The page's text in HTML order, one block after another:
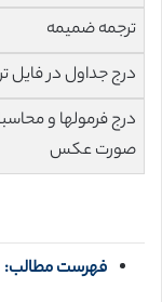
ترجمه ضمیمه
درج جداول در فایل
درج فرمولها و
صورت عکس
فهرست مطالب: